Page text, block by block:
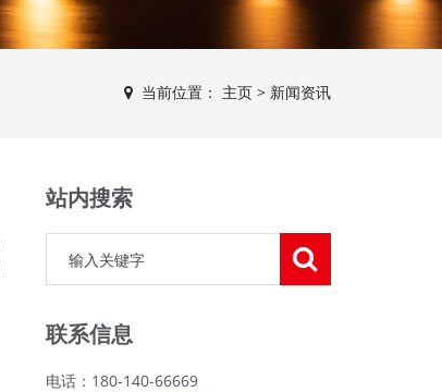
当前位置： 主页 > 新闻资讯
站内搜索
联系信息
电话：180-140-66669